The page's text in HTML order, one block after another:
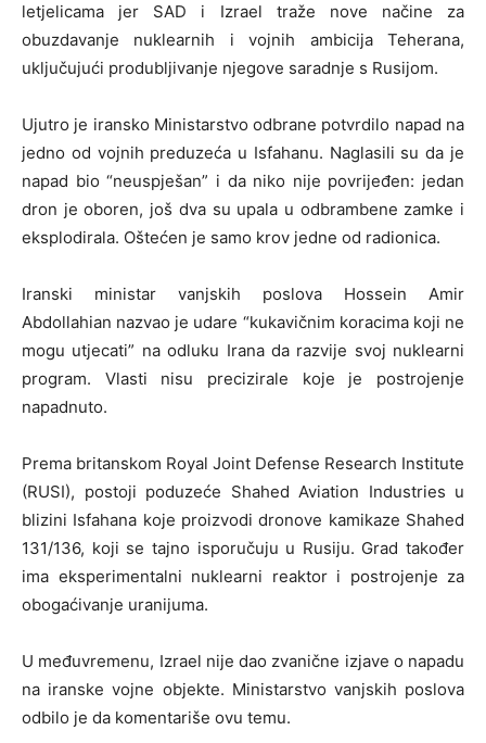
letjelicama jer SAD i Izrael traže nove načine za
obuzdavanje nuklearnih i vojnih ambicija Teherana,
uključujući produbljivanje njegove saradnje s Rusijom.
Ujutro je iransko Ministarstvo odbrane potvrdilo napad na
jedno od vojnih preduzeća u Isfahanu. Naglasili su da je
napad bio “neuspješan” i da niko nije povrijeđen: jedan
dron je oboren, još dva su upala u odbrambene zamke i
eksplodirala. Oštećen je samo krov jedne od radionica.
Iranski ministar vanjskih poslova Hossein Amir
Abdollahian nazvao je udare “kukavičnim koracima koji ne
mogu utjecati” na odluku Irana da razvije svoj nuklearni
program. Vlasti nisu precizirale koje je postrojenje
napadnuto.
Prema britanskom Royal Joint Defense Research Institute
(RUSI), postoji poduzeće Shahed Aviation Industries u
blizini Isfahana koje proizvodi dronove kamikaze Shahed
131/136, koji se tajno isporučuju u Rusiju. Grad također
ima eksperimentalni nuklearni reaktor i postrojenje za
obogaćivanje uranijuma.
U međuvremenu, Izrael nije dao zvanične izjave o napadu
na iranske vojne objekte. Ministarstvo vanjskih poslova
odbilo je da komentariše ovu temu.